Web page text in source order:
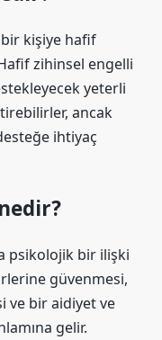
bir kişiye hafif
zihinsel engelli
yeterli
ancak
ihtiyaç
psikolojik bir ilişki
güvenmesi,
ve bir aidiyet ve
gelir.